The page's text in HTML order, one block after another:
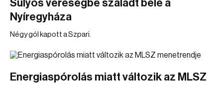
Súlyos vereségbe szaladt bele a
Nyíregyháza
Négy gól kapott a Szpari.
Energiaspórolás miatt változik az MLSZ